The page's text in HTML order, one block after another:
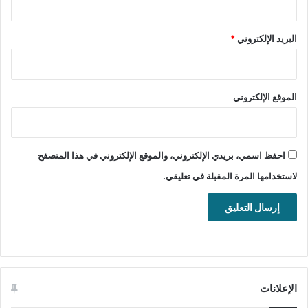
حماية
البريد الإلكتروني*
الموقع الإلكتروني
احفظ اسمي، بريدي الإلكتروني، والموقع الإلكتروني في هذا المتصفح
لاستخدامها المرة المقبلة في تعليقي.
الإعلانات